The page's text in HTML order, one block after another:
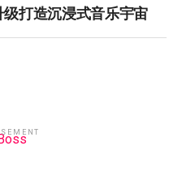
级打造沉浸式音乐宇宙